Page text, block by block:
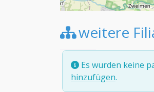
weitere
Es wurden keine
hinzufügen.